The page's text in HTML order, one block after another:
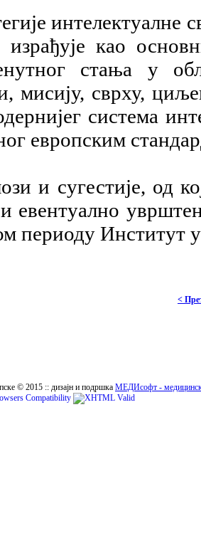
интелектуалне
као
стања у
мисију, сврху,
система
европским
и сугестије, од
евентуално
периоду Институт
<
© 2015 :: дизајн и подршка МЕДИсофт -